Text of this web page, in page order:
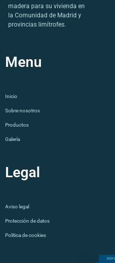
madera para su vivienda en
la Comunidad de Madrid y
provincias limítrofes.
Menu
Inicio
Sobre nosotros
Productos
Galería
Legal
Aviso legal
Protección de datos
Politica de cookies